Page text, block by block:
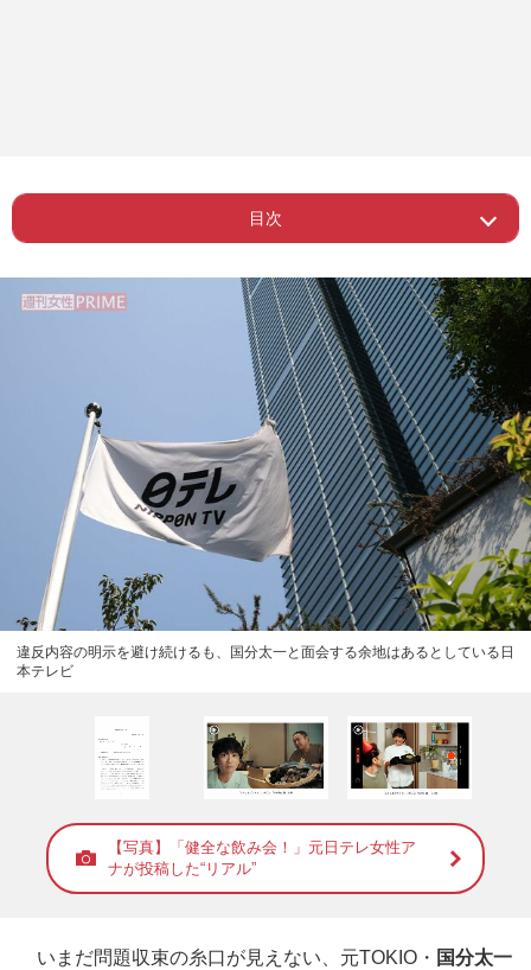
目次
Page 1 ー カラオケボックスで“わいせつ行為”
違反内容の明示を避け続けるも、国分太一と面会する余地はあるとしている日
本テレビ
【写真】「健全な飲み会！」元日テレ女性ア
ナが投稿した“リアル”
いまだ問題収束の糸口が見えない、元TOKIO・ 国分太一